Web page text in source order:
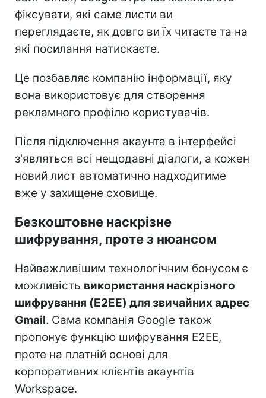
фіксувати, які саме листи ви
переглядаєте, як довго ви їх читаєте та на
які посилання натискаєте.
Це позбавляє компанію інформації, яку
вона використовує для створення
рекламного профілю користувачів.
Після підключення акаунта в інтерфейсі
з'являться всі нещодавні діалоги, а кожен
новий лист автоматично надходитиме
вже у захищене сховище.
Безкоштовне наскрізне
шифрування, проте з нюансом
Найважливішим технологічним бонусом є
можливість використання наскрізного
шифрування (E2EE) для звичайних адрес
Gmail. Сама компанія Google також
пропонує функцію шифрування E2EE,
проте на платній основі для
корпоративних клієнтів акаунтів
Workspace.